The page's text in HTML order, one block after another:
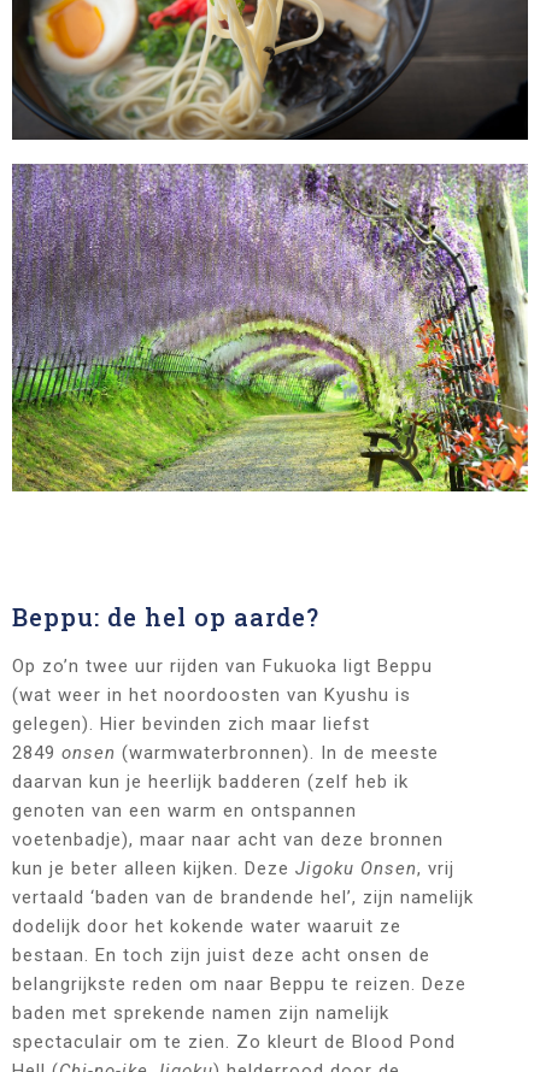
Kawachi Wisteria Garden, Fukuoka
Beppu: de hel op aarde?
Op zo’n twee uur rijden van Fukuoka ligt Beppu
(wat weer in het noordoosten van Kyushu is
gelegen). Hier bevinden zich maar liefst
2849 onsen (warmwaterbronnen). In de meeste
daarvan kun je heerlijk badderen (zelf heb ik
genoten van een warm en ontspannen
voetenbadje), maar naar acht van deze bronnen
kun je beter alleen kijken. Deze Jigoku Onsen, vrij
vertaald ‘baden van de brandende hel’, zijn namelijk
dodelijk door het kokende water waaruit ze
bestaan. En toch zijn juist deze acht onsen de
belangrijkste reden om naar Beppu te reizen. Deze
baden met sprekende namen zijn namelijk
spectaculair om te zien. Zo kleurt de Blood Pond